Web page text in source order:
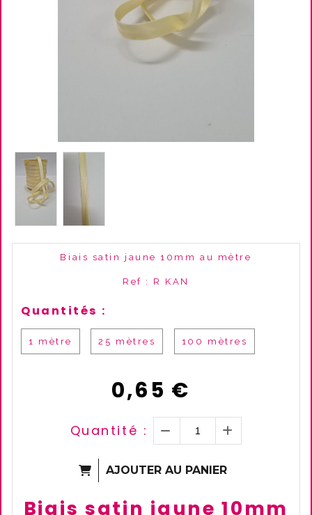
Biais satin jaune 10mm au mètre
Ref : R KAN
Quantités :
1 mètre 25 mètres 100 mètres
0,65 €
Quantité :
AJOUTER AU PANIER
Biais satin jaune 10mm